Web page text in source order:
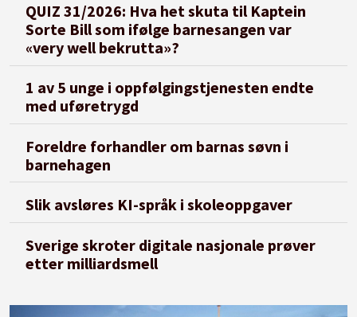
QUIZ 31/2026: Hva het skuta til Kaptein
Sorte Bill som ifølge barnesangen var
«very well bekrutta»?
1 av 5 unge i oppfølgingstjenesten endte
med uføretrygd
Foreldre forhandler om barnas søvn i
barnehagen
Slik avsløres KI-språk i skoleoppgaver
Sverige skroter digitale nasjonale prøver
etter milliardsmell